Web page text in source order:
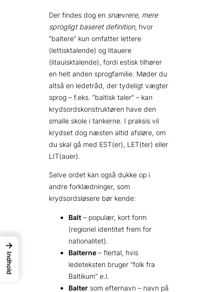
Der findes dog en snævrere, mere
sprogligt baseret definition, hvor
“baltere” kun omfatter lettere
(lettisktalende) og litauere
(litauisktalende), fordi estisk tilhører
en helt anden sprogfamilie. Møder du
altså en ledetråd, der tydeligt vægter
sprog – f.eks. “baltisk taler” – kan
krydsordskonstruktøren have den
smalle skole i tankerne. I praksis vil
krydset dog næsten altid afsløre, om
du skal gå med EST(er), LET(ter) eller
LIT(auer).
Selve ordet kan også dukke op i
andre forklædninger, som
krydsordsløsere bør kende:
Balt – populær, kort form
(regionel identitet frem for
nationalitet).
Balterne – flertal, hvis
ledeteksten bruger “folk fra
Baltikum” e.l.
Balter som efternavn – navn på
→
Indhold